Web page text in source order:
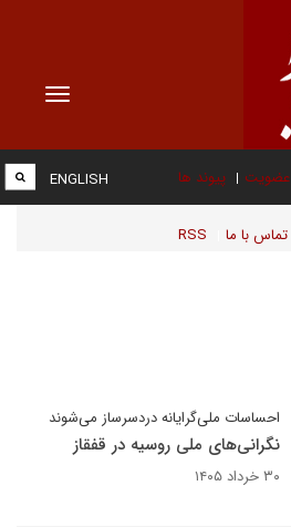
Toggle
عضویت پیوند ها
تماس با ما RSS
ENGLISH
احساسات ملی‌گرایانه دردسرساز می‌شوند
نگرانی‌های ملی روسیه در قفقاز
۳۰ خرداد ۱۴۰۵